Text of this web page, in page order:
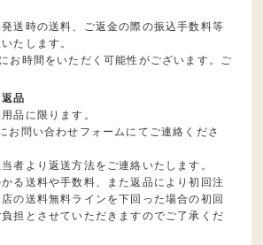
送時の送料、ご返金の際の振込手数料等
たします。
お時間をいただく可能性がございます。ご
品
品に限ります。
お問い合わせフォームにてご連絡くださ
者より返送方法をご連絡いたします。
る送料や手数料、また返品により初回注
の送料無料ラインを下回った場合の初回
担とさせていただきますのでご了承くだ